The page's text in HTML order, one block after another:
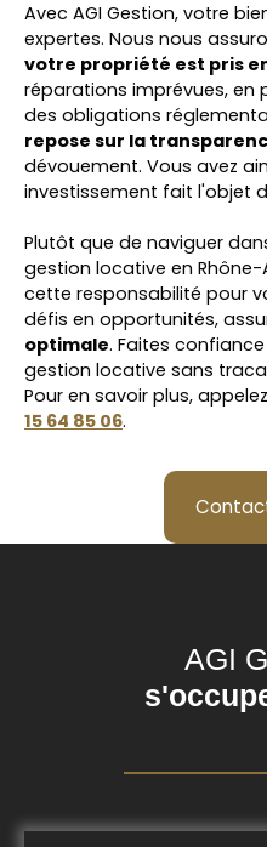
Avec AGI Gestion, votre
expertes. Nous nous
votre propriété est pris
réparations imprévues, en
des obligations
repose sur la
dévouement. Vous avez
investissement fait l'objet
Plutôt que de naviguer
gestion locative en
cette responsabilité pour
défis en opportunités,
optimale. Faites
gestion locative sans
Pour en savoir plus,
15 64 85 06.
AGI